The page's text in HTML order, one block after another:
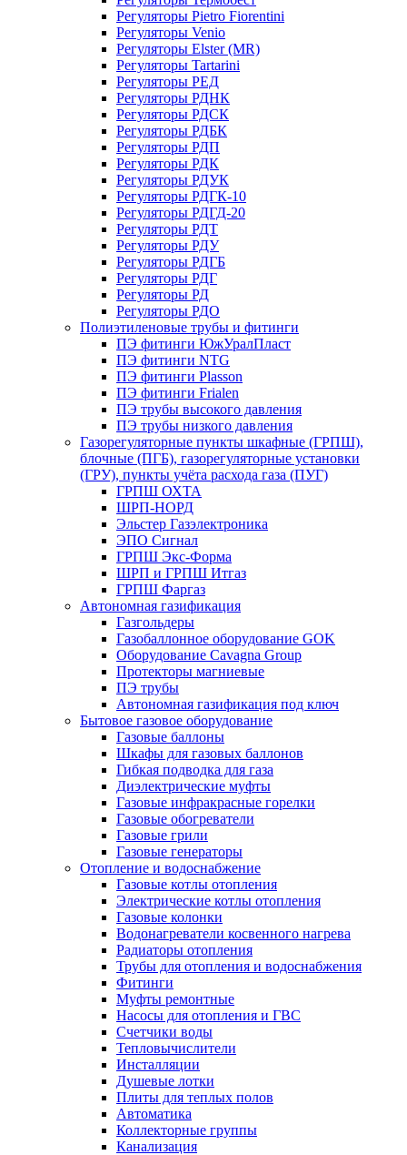
Регуляторы Pietro Fiorentini
Регуляторы Venio
Регуляторы Elster (MR)
Регуляторы Tartarini
Регуляторы РЕД
Регуляторы РДНК
Регуляторы РДСК
Регуляторы РДБК
Регуляторы РДП
Регуляторы РДК
Регуляторы РДУК
Регуляторы РДГК-10
Регуляторы РДГД-20
Регуляторы РДТ
Регуляторы РДУ
Регуляторы РДГБ
Регуляторы РДГ
Регуляторы РД
Регуляторы РДО
Полиэтиленовые трубы и фитинги
ПЭ фитинги ЮжУралПласт
ПЭ фитинги NTG
ПЭ фитинги Plasson
ПЭ фитинги Frialen
ПЭ трубы высокого давления
ПЭ трубы низкого давления
Газорегуляторные пункты шкафные (ГРПШ),
блочные (ПГБ), газорегуляторные установки
(ГРУ), пункты учёта расхода газа (ПУГ)
ГРПШ ОХТА
ШРП-НОРД
Эльстер Газэлектроника
ЭПО Сигнал
ГРПШ Экс-Форма
ШРП и ГРПШ Итгаз
ГРПШ Фаргаз
Автономная газификация
Газгольдеры
Газобаллонное оборудование GOK
Оборудование Cavagna Group
Протекторы магниевые
ПЭ трубы
Автономная газификация под ключ
Бытовое газовое оборудование
Газовые баллоны
Шкафы для газовых баллонов
Гибкая подводка для газа
Диэлектрические муфты
Газовые инфракрасные горелки
Газовые обогреватели
Газовые грили
Газовые генераторы
Отопление и водоснабжение
Газовые котлы отопления
Электрические котлы отопления
Газовые колонки
Водонагреватели косвенного нагрева
Радиаторы отопления
Трубы для отопления и водоснабжения
Фитинги
Муфты ремонтные
Насосы для отопления и ГВС
Счетчики воды
Тепловычислители
Инсталляции
Душевые лотки
Плиты для теплых полов
Автоматика
Коллекторные группы
Канализация